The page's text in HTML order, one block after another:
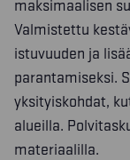
maksimaalisen
Valmistettu
istuvuuden ja
parantamiseksi.
yksityiskohdat,
alueilla.
materiaalilla.